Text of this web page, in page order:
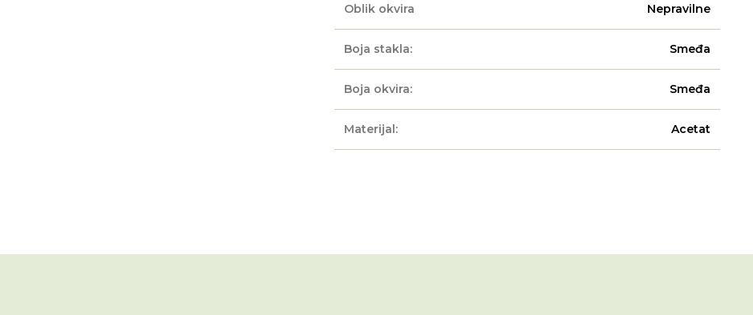
Oblik okvira Nepravilne
Boja stakla: Smeđa
Boja okvira: Smeđa
Materijal: Acetat